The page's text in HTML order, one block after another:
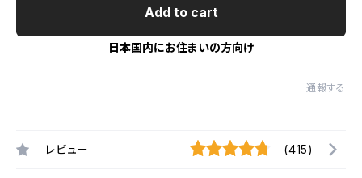
Add to cart
日本国内にお住まいの方向け
通報する
レビュー (415)